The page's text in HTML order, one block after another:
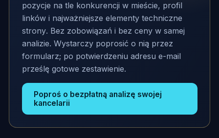
pozycje na tle konkurencji w mieście, profil
linków i najważniejsze elementy techniczne
strony. Bez zobowiązań i bez ceny w samej
analizie. Wystarczy poprosić o nią przez
formularz; po potwierdzeniu adresu e-mail
prześlę gotowe zestawienie.
Poproś o bezpłatną analizę swojej
kancelarii